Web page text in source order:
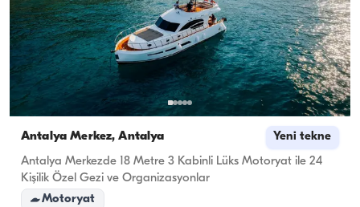
Antalya Merkez, Antalya Yeni tekne
Antalya Merkezde 18 Metre 3 Kabinli Lüks Motoryat ile 24
Kişilik Özel Gezi ve Organizasyonlar
Motoryat